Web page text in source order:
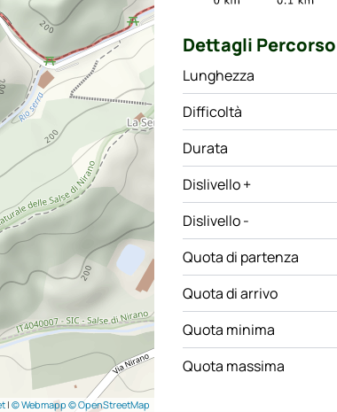
| © Webmapp © OpenStreetMap
Dettagli Percorso
Lunghezza
Difficoltà
Durata
Dislivello +
Dislivello -
Quota di partenza
Quota di arrivo
Quota minima
Quota massima